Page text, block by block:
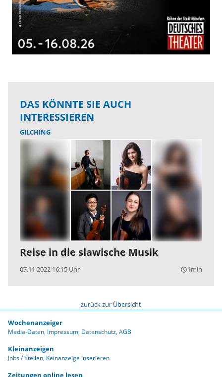
DAS KÖNNTE SIE AUCH
INTERESSIEREN
GILCHING
Reise in die slawische Musik
07.11.2022 16:15 Uhr query_builder1min
zurück zur Übersicht
Wochenanzeiger
Media-Daten Impressum Datenschutz AGB
Kleinanzeigen
Jobs / Stellen Keinanzeige inserieren
Zeitungen online lesen